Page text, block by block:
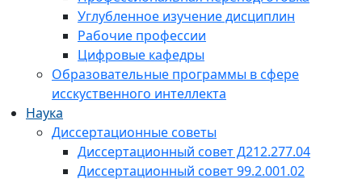
Углубленное изучение дисциплин
Рабочие профессии
Цифровые кафедры
Образовательные программы в сфере
исскуственного интеллекта
Наука
Диссертационные советы
Диссертационный совет Д212.277.04
Диссертационный совет 99.2.001.02